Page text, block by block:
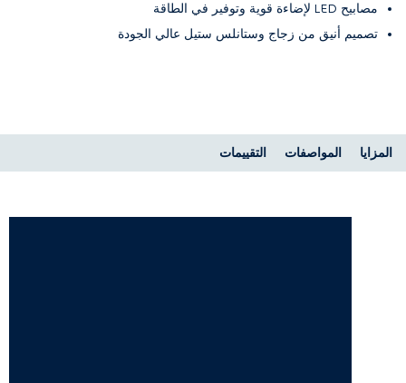
مصابيح LED لإضاءة قوية وتوفير في الطاقة
تصميم أنيق من زجاج وستانلس ستيل عالي الجودة
المزايا المواصفات التقييمات